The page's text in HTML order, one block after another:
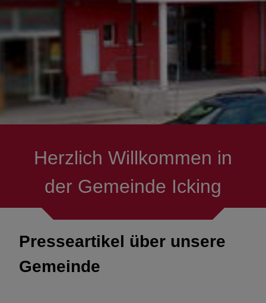
Politik
Herzlich Willkommen in
der Gemeinde Icking
Presseartikel über unsere
Gemeinde